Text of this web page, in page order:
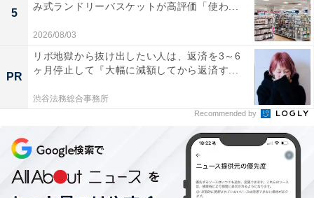
5
み式ランドリーバスケットが高評価「使わ...
2026/08/03
PR
リボ地獄から抜け出したい人は、返済を3～6
ヶ月停止して『大幅に減額してから返済す...
渋谷法務総合事務所
Recommended by